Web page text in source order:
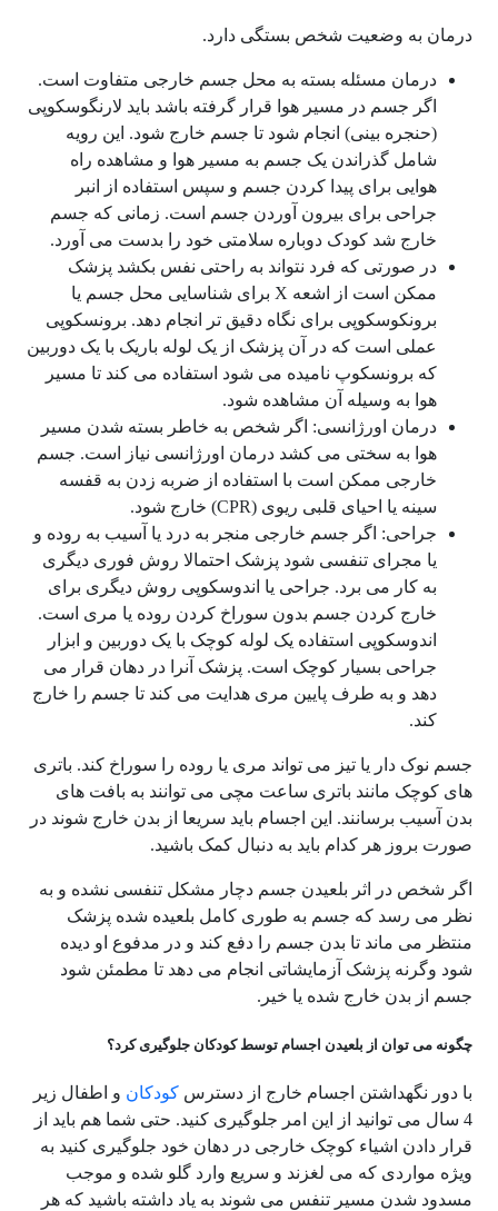
درمان به وضعیت شخص بستگی دارد.
درمان مسئله بسته به محل جسم خارجی متفاوت است.
اگر جسم در مسیر هوا قرار گرفته باشد باید لارنگوسکوپی
(حنجره بینی) انجام شود تا جسم خارج شود. این رویه
شامل گذراندن یک جسم به مسیر هوا و مشاهده راه
هوایی برای پیدا کردن جسم و سپس استفاده از انبر
جراحی برای بیرون آوردن جسم است. زمانی که جسم
خارج شد کودک دوباره سلامتی خود را بدست می آورد.
در صورتی که فرد نتواند به راحتی نفس بکشد پزشک
ممکن است از اشعه X برای شناسایی محل جسم یا
برونکوسکوپی برای نگاه دقیق تر انجام دهد. برونسکوپی
عملی است که در آن پزشک از یک لوله باریک با یک دوربین
که برونسکوپ نامیده می شود استفاده می کند تا مسیر
هوا به وسیله آن مشاهده شود.
درمان اورژانسی: اگر شخص به خاطر بسته شدن مسیر
هوا به سختی می کشد درمان اورژانسی نیاز است. جسم
خارجی ممکن است با استفاده از ضربه زدن به قفسه
سینه یا احیای قلبی ریوی (CPR) خارج شود.
جراحی: اگر جسم خارجی منجر به درد یا آسیب به روده و
یا مجرای تنفسی شود پزشک احتمالا روش فوری دیگری
به کار می برد. جراحی یا اندوسکوپی روش دیگری برای
خارج کردن جسم بدون سوراخ کردن روده یا مری است.
اندوسکوپی استفاده یک لوله کوچک با یک دوربین و ابزار
جراحی بسیار کوچک است. پزشک آنرا در دهان قرار می
دهد و به طرف پایین مری هدایت می کند تا جسم را خارج
کند.
جسم نوک دار یا تیز می تواند مری یا روده را سوراخ کند. باتری
های کوچک مانند باتری ساعت مچی می توانند به بافت های
بدن آسیب برسانند. این اجسام باید سریعا از بدن خارج شوند در
صورت بروز هر کدام باید به دنبال کمک باشید.
اگر شخص در اثر بلعیدن جسم دچار مشکل تنفسی نشده و به
نظر می رسد که جسم به طوری کامل بلعیده شده پزشک
منتظر می ماند تا بدن جسم را دفع کند و در مدفوع او دیده
شود وگرنه پزشک آزمایشاتی انجام می دهد تا مطمئن شود
جسم از بدن خارج شده یا خیر.
چگونه می توان از بلعیدن اجسام توسط کودکان جلوگیری کرد؟
با دور نگهداشتن اجسام خارج از دسترس کودکان و اطفال زیر
4 سال می توانید از این امر جلوگیری کنید. حتی شما هم باید از
قرار دادن اشیاء کوچک خارجی در دهان خود جلوگیری کنید به
ویژه مواردی که می لغزند و سریع وارد گلو شده و موجب
مسدود شدن مسیر تنفس می شوند به یاد داشته باشید که هر